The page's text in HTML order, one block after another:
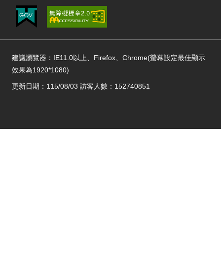
建議瀏覽器：IE11.0以上、Firefox、Chrome(螢幕設定最佳顯示
效果為1920*1080)
更新日期：115/08/03 訪客人數：152740851